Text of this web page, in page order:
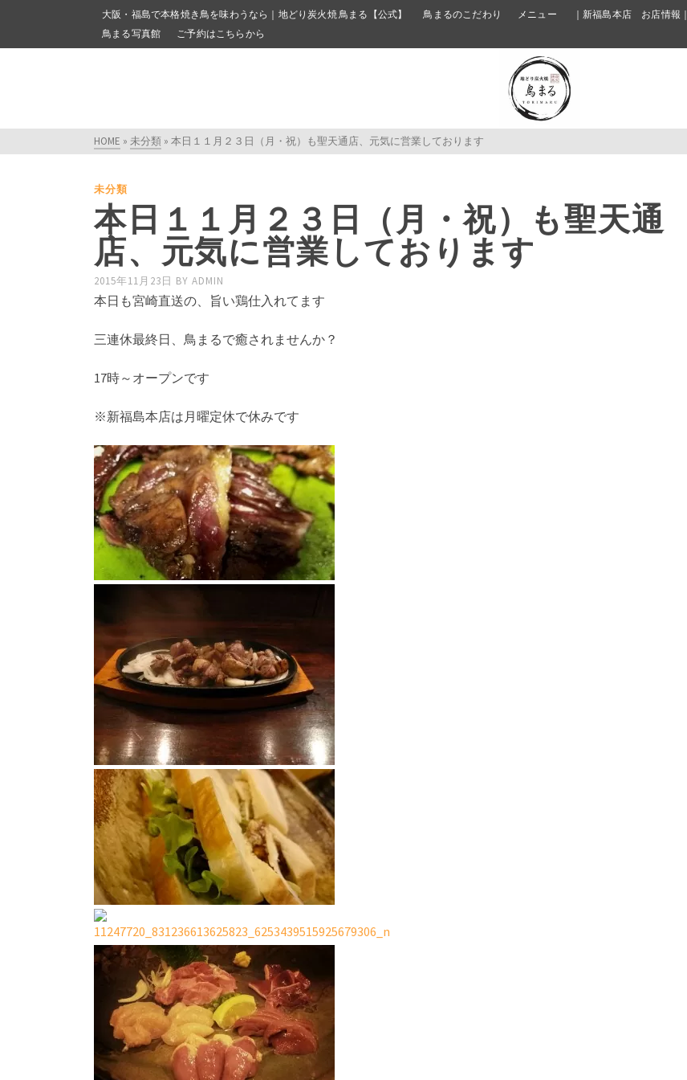
大阪・福島で本格焼き鳥を味わうなら｜地どり炭火焼 鳥まる【公式】 鳥まるのこだわり メニュー ｜新福島本店 お店情報｜
鳥まる写真館
ご予約はこちらから
HOME » 未分類 » 本日１１月２３日（月・祝）も聖天通店、元気に営業しております
未分類
本日１１月２３日（月・祝）も聖天通
店、元気に営業しております
2015年11月23日 BY ADMIN
本日も宮崎直送の、旨い鶏仕入れてます
三連休最終日、鳥まるで癒されませんか？
17時～オープンです
※新福島本店は月曜定休で休みです